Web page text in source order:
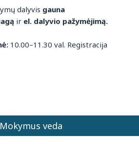
dalyvis gauna
ir el. dalyvio pažymėjimą.
10.00–11.30 val. Registracija
Mokymus veda